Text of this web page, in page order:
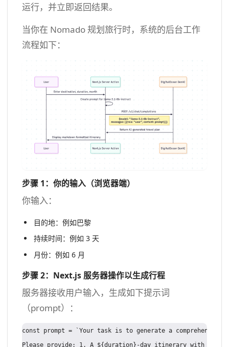
运行，并立即返回结果。
当你在 Nomado 规划旅行时，系统的后台工作
流程如下：
步骤 1：你的输入（浏览器端）
你输入：
目的地：例如巴黎
持续时间：例如 3 天
月份：例如 6 月
步骤 2：Next.js 服务器操作以生成行程
服务器接收用户输入，生成如下提示词
（prompt）：
const prompt = `Your task is to generate a
Please provide: 1. A ${duration}-day itinerary with day-